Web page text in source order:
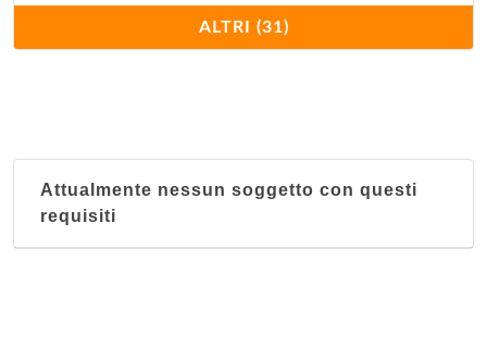
via Santa Maria Segreta 7/9, Milano
El Quetzal
ALTRI (31)
Attualmente nessun soggetto con questi
requisiti